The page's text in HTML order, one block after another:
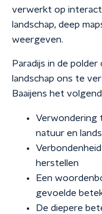
verwerkt op
landschap, deep
weergeven.
Paradijs in de
landschap ons te
Baaijens het
Verwondering
natuur en
herstellen
Een
gevoelde
De diepere